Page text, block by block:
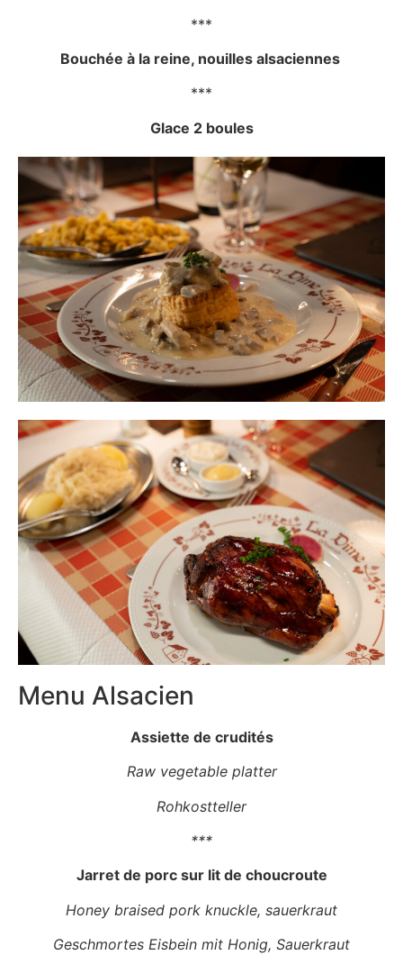
***
Bouchée à la reine, nouilles alsaciennes
***
Glace 2 boules
Menu Alsacien
Assiette de crudités
Raw vegetable platter
Rohkostteller
***
Jarret de porc sur lit de choucroute
Honey braised pork knuckle, sauerkraut
Geschmortes Eisbein mit Honig, Sauerkraut